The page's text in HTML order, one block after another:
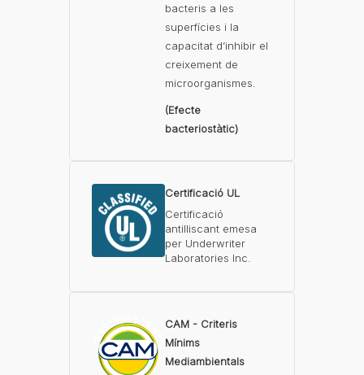
bacteris a les
superfícies i la
capacitat d’inhibir el
creixement de
microorganismes.
(Efecte
bacteriostàtic)
Certificació UL
Certificació
antilliscant emesa
per Underwriter
Laboratories Inc.
CAM - Criteris
Mínims
Mediambientals